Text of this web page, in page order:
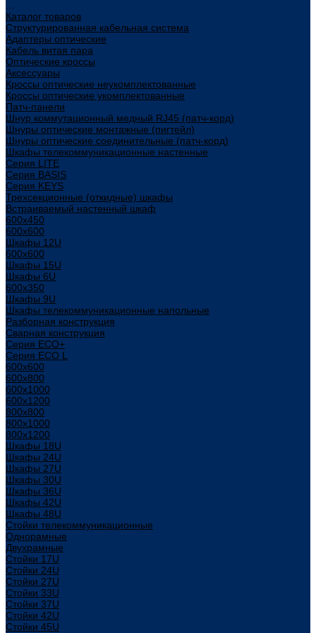
Каталог товаров
Структурированная кабельная система
Адаптеры оптические
Кабель витая пара
Оптические кроссы
Аксессуары
Кроссы оптические неукомплектованные
Кроссы оптические укомплектованные
Патч-панели
Шнур коммутационный медный RJ45 (патч-корд)
Шнуры оптические монтажные (пигтейл)
Шнуры оптические соединительные (патч-корд)
Шкафы телекоммуникационные настенные
Cерия LITE
Cерия BASIS
Cерия KEYS
Трехсекционные (откидные) шкафы
Встраиваемый настенный шкаф
600x450
600x600
Шкафы 12U
600x600
Шкафы 15U
Шкафы 6U
600x350
Шкафы 9U
Шкафы телекоммуникационные напольные
Разборная конструкция
Сварная конструкция
Серия ECO+
Серия ECO L
600x600
600x800
600х1000
600х1200
800x800
800х1000
800х1200
Шкафы 18U
Шкафы 24U
Шкафы 27U
Шкафы 30U
Шкафы 36U
Шкафы 42U
Шкафы 48U
Стойки телекоммуникационные
Однорамные
Двухрамные
Стойки 17U
Стойки 24U
Стойки 27U
Стойки 33U
Стойки 37U
Стойки 42U
Стойки 45U